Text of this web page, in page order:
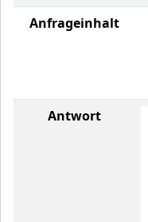
Anfrageinhalt
Antwort